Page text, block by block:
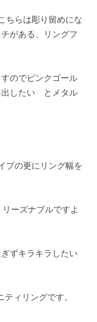
ちらは彫り留めにな
がある、リングフ
のでピンクゴール
出したい とメタル
の更にリング幅を
ーズナブルですよ
ずキラキラしたい
ィリングです。